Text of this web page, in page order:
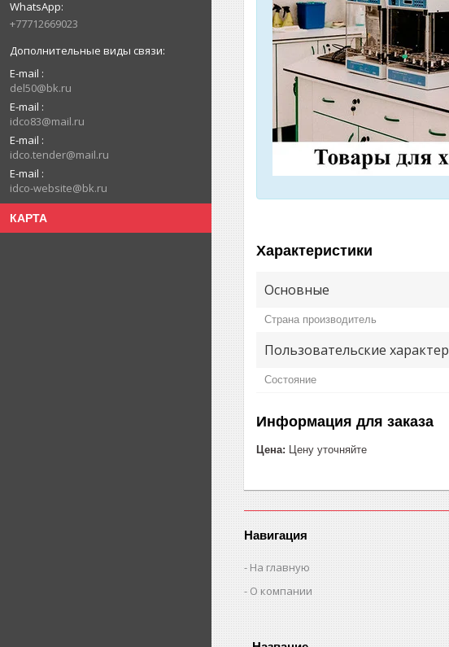
+77712669023
E-mail
del50@bk.ru
E-mail
idco83@mail.ru
E-mail
idco.tender@mail.ru
E-mail
idco-website@bk.ru
КАРТА
Характеристики
Основные
Страна производитель
Пользовательские
Состояние
Информация для заказа
Цена: Цену уточняйте
Навигация
На главную
О компании